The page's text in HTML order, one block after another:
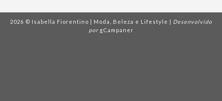
2026 © Isabella Fiorentino | Moda, Beleza e Lifestyle | Desenvolvido
por gCampaner